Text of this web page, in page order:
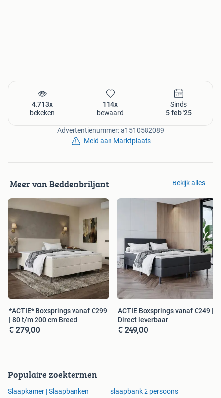
4.713x
bekeken
114x
bewaard
Sinds
5 feb '25
Advertentienummer: a1510582089
Meld aan Marktplaats
Meer van Beddenbriljant Bekijk alles
*ACTIE* Boxsprings vanaf €299
| 80 t/m 200 cm Breed
€ 279,00
ACTIE Boxsprings vanaf €249 |
Direct leverbaar
€ 249,00
Populaire zoektermen
Slaapkamer | Slaapbanken
slaapbank 2 persoons